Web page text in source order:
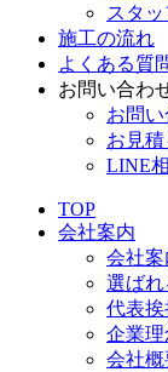
スタッ
施工の流れ
よくある質
お問い合わ
お問
お見積
LINE
TOP
会社案内
会社案
選ば
代表挨
企業理
会社概